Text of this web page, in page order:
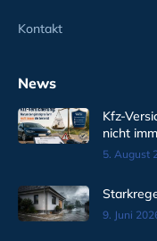
Kontakt
News
Kfz-
nicht
5. August
9. Juni